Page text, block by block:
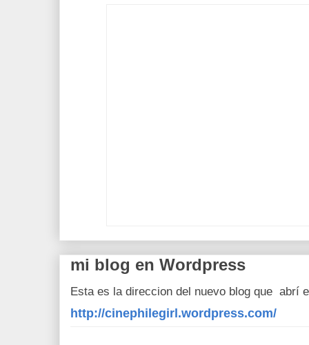
mi blog en Wordpress
Esta es la direccion del nuevo blog que abrí
http://cinephilegirl.wordpress.com/